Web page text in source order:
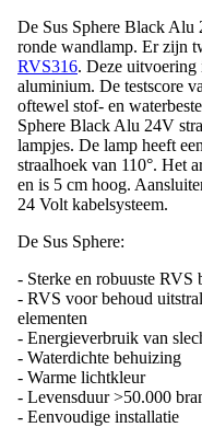
De Sus Sphere Black Alu
ronde wandlamp. Er zijn
RVS316. Deze uitvoering
aluminium. De testscore
oftewel stof- en
Sphere Black Alu 24V
lampjes. De lamp heeft
straalhoek van 110°. Het
en is 5 cm hoog.
24 Volt kabelsysteem.
De Sus Sphere:
- Sterke en robuuste RVS
- RVS voor behoud
elementen
- Energieverbruik van
- Waterdichte behuizing
- Warme lichtkleur
- Levensduur >50.000
- Eenvoudige installatie